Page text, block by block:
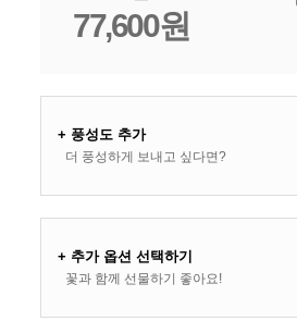
77,600원
+ 풍성도 추가
더 풍성하게 보내고 싶다면?
+ 추가 옵션 선택하기
꽃과 함께 선물하기 좋아요!